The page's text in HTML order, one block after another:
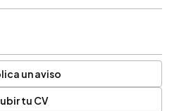
un aviso
tu CV